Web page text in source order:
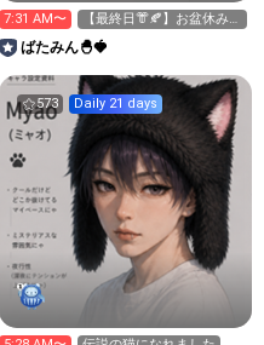
7:31 AM〜
【最終日👘🍂】お盆休みは
なにしますか？
ばたみん🐣🍓
573 Daily 21 days